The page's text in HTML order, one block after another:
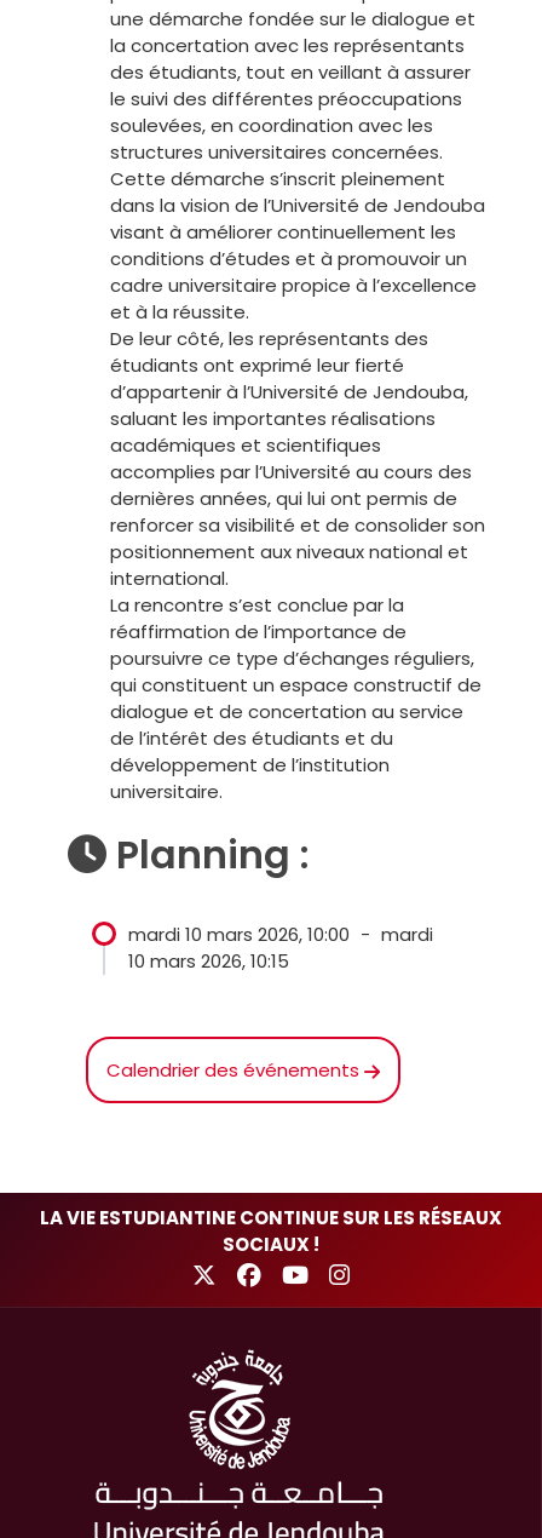
une démarche fondée sur le dialogue et
la concertation avec les représentants
des étudiants, tout en veillant à assurer
le suivi des différentes préoccupations
soulevées, en coordination avec les
structures universitaires concernées.
Cette démarche s’inscrit pleinement
dans la vision de l’Université de Jendouba
visant à améliorer continuellement les
conditions d’études et à promouvoir un
cadre universitaire propice à l’excellence
et à la réussite.
De leur côté, les représentants des
étudiants ont exprimé leur fierté
d’appartenir à l’Université de Jendouba,
saluant les importantes réalisations
académiques et scientifiques
accomplies par l’Université au cours des
dernières années, qui lui ont permis de
renforcer sa visibilité et de consolider son
positionnement aux niveaux national et
international.
La rencontre s’est conclue par la
réaffirmation de l’importance de
poursuivre ce type d’échanges réguliers,
qui constituent un espace constructif de
dialogue et de concertation au service
de l’intérêt des étudiants et du
développement de l’institution
universitaire.
Planning :
mardi 10 mars 2026, 10:00 - mardi
10 mars 2026, 10:15
Calendrier des événements
LA VIE ESTUDIANTINE CONTINUE SUR LES RÉSEAUX
SOCIAUX !